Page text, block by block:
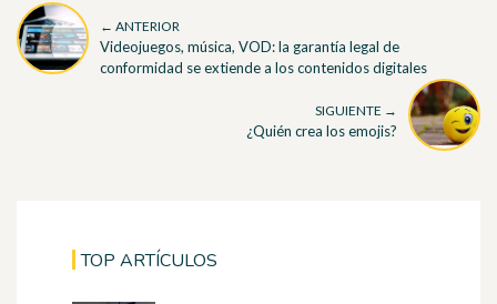
← ANTERIOR
Videojuegos, música, VOD: la garantía legal de
conformidad se extiende a los contenidos digitales
SIGUIENTE →
¿Quién crea los emojis?
TOP ARTÍCULOS